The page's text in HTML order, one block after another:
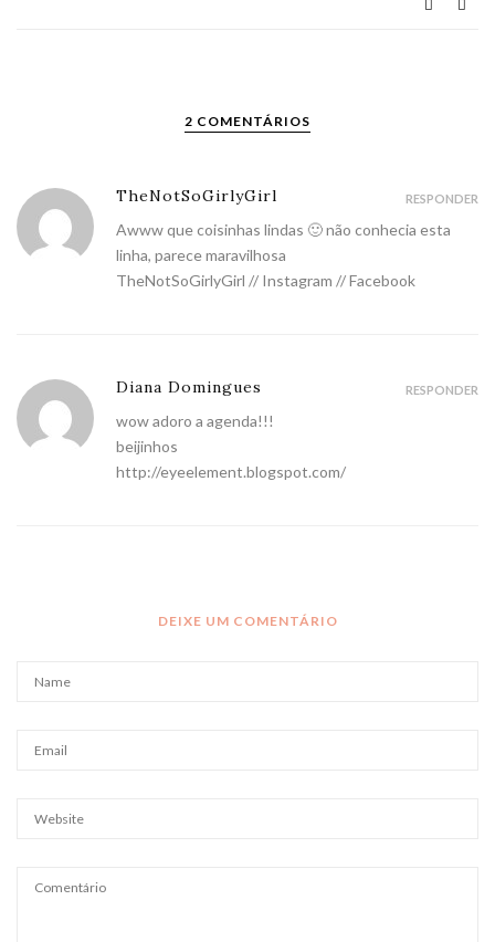
2 COMENTÁRIOS
TheNotSoGirlyGirl
Awww que coisinhas lindas 🙂 não conhecia esta
linha, parece maravilhosa
TheNotSoGirlyGirl // Instagram //Facebook
RESPONDER
Diana Domingues
wow adoro a agenda!!!
beijinhos
http://eyeelement.blogspot.com/
RESPONDER
DEIXE UM COMENTÁRIO